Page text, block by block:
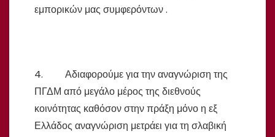
εμπορικών μας συμφερόντων .
4. Αδιαφορούμε για την αναγνώριση της
ΠΓΔΜ από μεγάλο μέρος της διεθνούς
κοινότητας καθόσον στην πράξη μόνο η εξ
Ελλάδος αναγνώριση μετράει για τη σλαβική